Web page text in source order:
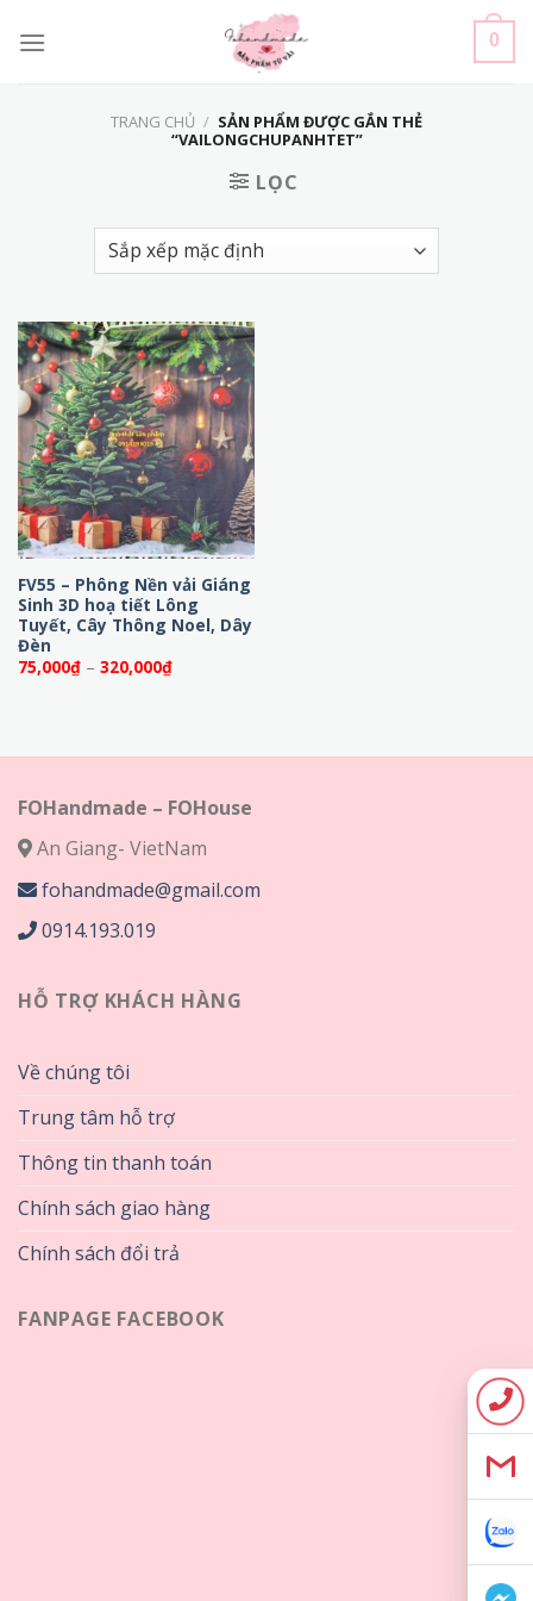
0
TRANG CHỦ / SẢN PHẨM ĐƯỢC GẮN THẺ
“VAILONGCHUPANHTET”
LỌC
FV55 – Phông Nền vải Giáng
Sinh 3D hoạ tiết Lông
Tuyết, Cây Thông Noel, Dây
Đèn
75,000₫ – 320,000₫Khoảng
giá:
FOHandmade – FOHouse
An Giang- VietNam
fohandmade@gmail.com
0914.193.019
HỖ TRỢ KHÁCH HÀNG
Về chúng tôi
Trung tâm hỗ trợ
Thông tin thanh toán
Chính sách giao hàng
Chính sách đổi trả
FANPAGE FACEBOOK